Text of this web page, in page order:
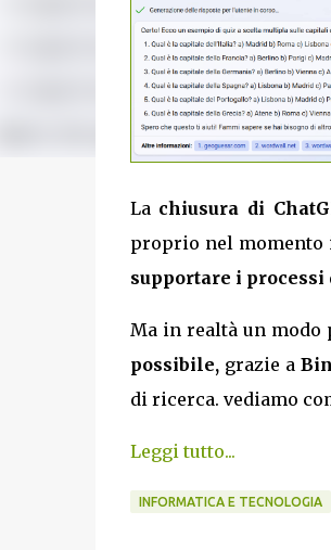
La chiusura di
proprio nel momento
supportare i
Ma in realtà un modo
possibile,grazie a
di ricerca. vediamo
Leggi tutto...
INFORMATICA E TECNOLOGIA